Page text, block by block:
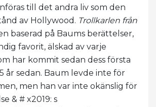
till det andra liv som den
av Hollywood. Trollkarlen från
baserad på Baums berättelser,
favorit, älskad av varje
har kommit sedan dess första
år sedan. Baum levde inte för
men han var inte okänslig för
& # x2019: s